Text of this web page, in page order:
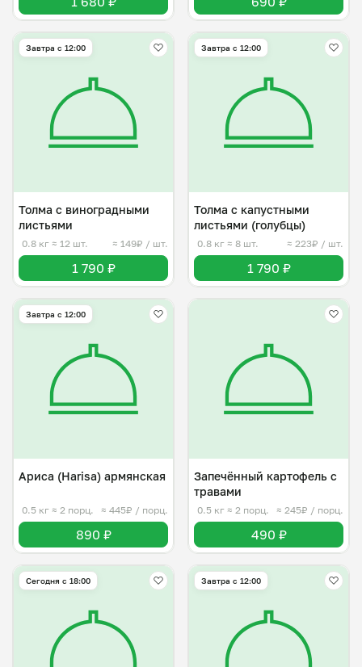
Завтра c 12:00
Толма с виноградными
листьями
0.8 кг ≈ 12 шт. ≈ 149₽ / шт.
1 790 ₽
Завтра c 12:00
Толма с капустными
листьями (голубцы)
0.8 кг ≈ 8 шт. ≈ 223₽ / шт.
1 790 ₽
Завтра c 12:00
Ариса (Harisa) армянская
0.5 кг ≈ 2 порц. ≈ 445₽ / порц.
890 ₽
Запечённый картофель с
травами
0.5 кг ≈ 2 порц. ≈ 245₽ / порц.
490 ₽
Сегодня с 18:00 Завтра c 12:00